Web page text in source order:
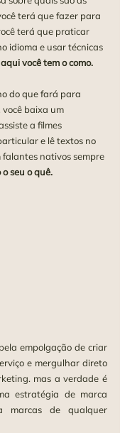
terá que fazer para
terá que praticar
idioma e usar técnicas
aqui você tem o como.
do que fará para
você baixa um
a filmes
e lê textos no
falantes nativos sempre
o seu o quê.
empolgação de criar
e mergulhar direto
mas a verdade é
estratégia de marca
marcas de qualquer